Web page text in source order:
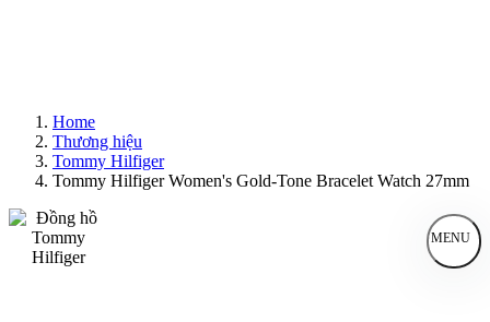
Home
Thương hiệu
Tommy Hilfiger
Tommy Hilfiger Women's Gold-Tone Bracelet Watch 27mm
MENU